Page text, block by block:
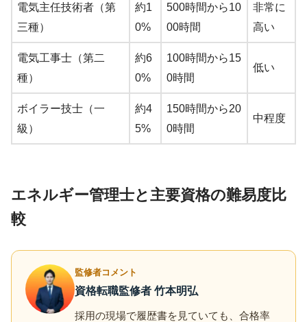
電気主任技術者（第
三種）
約1
0%
500時間から10
00時間
非常に
高い
電気工事士（第二
種）
約6
0%
100時間から15
0時間
低い
ボイラー技士（一
級）
約4
5%
150時間から20
0時間
中程度
エネルギー管理士と主要資格の難易度比
較
監修者コメント
資格転職監修者 竹本明弘
採用の現場で履歴書を見ていても、合格率